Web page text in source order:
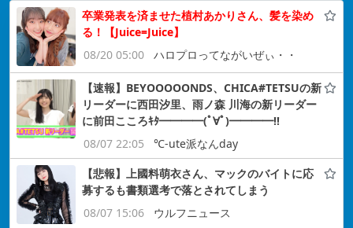
卒業発表を済ませた植村あかりさん、髪を染め
る！【Juice=Juice】
08/20 05:00
ハロプロってながいぜぃ・・
【速報】BEYOOOOONDS、CHICA#TETSUの新
リーダーに西田汐里、雨ノ森 川海の新リーダー
に前田こころｷﾀ━━━━(ﾟ∀ﾟ)━━━━!!
08/07 22:05
℃-ute派なんday
【悲報】上國料萌衣さん、マックのバイトに応
募するも書類選考で落とされてしまう
08/07 15:06
ウルフニュース